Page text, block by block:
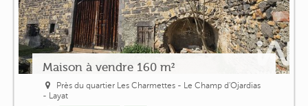
Maison à vendre 160 m²
Près du quartier Les Charmettes - Le Champ d'Ojardias
- Layat